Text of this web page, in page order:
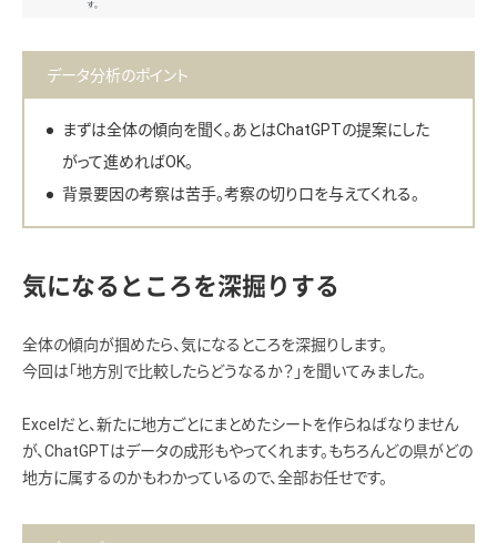
データ分析のポイント
まずは全体の傾向を聞く。あとはChatGPTの提案にした
がって進めればOK。
背景要因の考察は苦手。考察の切り口を与えてくれる。
気になるところを深掘りする
全体の傾向が掴めたら、気になるところを深掘りします。
今回は「地方別で比較したらどうなるか？」を聞いてみました。
Excelだと、新たに地方ごとにまとめたシートを作らねばなりません
が、ChatGPTはデータの成形もやってくれます。もちろんどの県がどの
地方に属するのかもわかっているので、全部お任せです。